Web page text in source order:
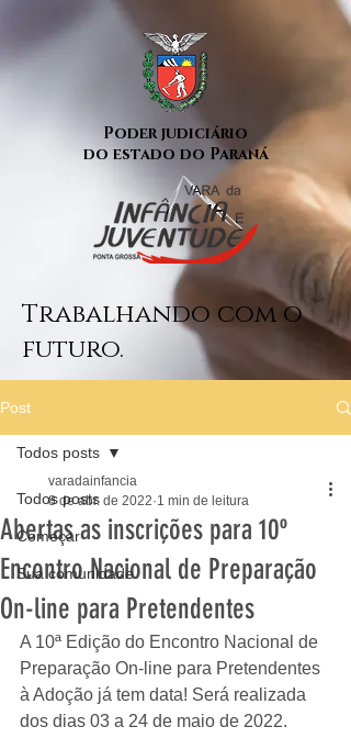
Poder judiciário
do estado do Paraná
Trabalhando com o
futuro.
Post
Todos posts
Começar
Sua comunidade
Todos posts
Abertas as inscrições para 10º
Encontro Nacional de Preparação
On-line para Pretendentes
varadainfancia
8 de abr. de 2022 1 min de leitura
A 10ª Edição do Encontro Nacional de
Preparação On-line para Pretendentes
à Adoção já tem data! Será realizada
dos dias 03 a 24 de maio de 2022.